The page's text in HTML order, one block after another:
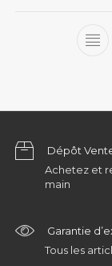
Dépôt
Achetez et
main
Garantie
Tous les